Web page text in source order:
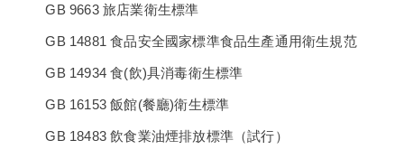
GB 9663 旅店業衛生標準
GB 14881 食品安全國家標準食品生產通用衛生規范
GB 14934 食(飲)具消毒衛生標準
GB 16153 飯館(餐廳)衛生標準
GB 18483 飲食業油煙排放標準（試行）